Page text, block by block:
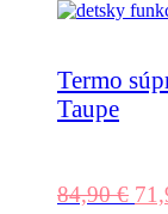
Termo
Taupe
84,90€